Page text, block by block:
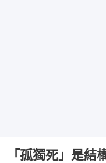
「孤獨死」是結